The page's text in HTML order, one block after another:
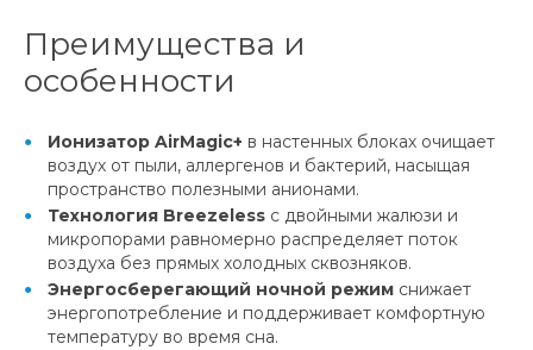
Преимущества и
особенности
Ионизатор AirMagic+ в настенных блоках очищает
воздух от пыли, аллергенов и бактерий, насыщая
пространство полезными анионами.
Технология Breezeless с двойными жалюзи и
микропорами равномерно распределяет поток
воздуха без прямых холодных сквозняков.
Энергосберегающий ночной режим снижает
энергопотребление и поддерживает комфортную
температуру во время сна.